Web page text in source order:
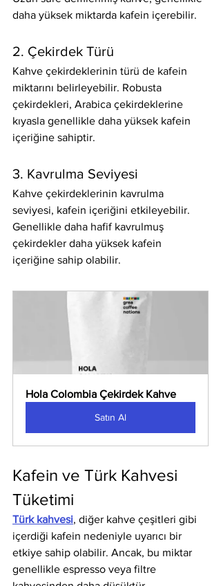
daha yüksek miktarda kafein içerebilir.
2. Çekirdek Türü
Kahve çekirdeklerinin türü de kafein
miktarını belirleyebilir. Robusta
çekirdekleri, Arabica çekirdeklerine
kıyasla genellikle daha yüksek kafein
içeriğine sahiptir.
3. Kavrulma Seviyesi
Kahve çekirdeklerinin kavrulma
seviyesi, kafein içeriğini etkileyebilir.
Genellikle daha hafif kavrulmuş
çekirdekler daha yüksek kafein
içeriğine sahip olabilir.
Hola Colombia Çekirdek Kahve
Satın Al
Kafein ve Türk Kahvesi
Tüketimi
Türk kahvesi, diğer kahve çeşitleri gibi
içerdiği kafein nedeniyle uyarıcı bir
etkiye sahip olabilir. Ancak, bu miktar
genellikle espresso veya filtre